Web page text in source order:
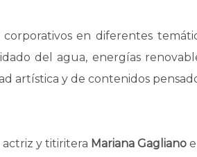
corporativos en diferentes
del agua, energías
artística y de contenidos
actriz y titiritera Mariana Gagliano